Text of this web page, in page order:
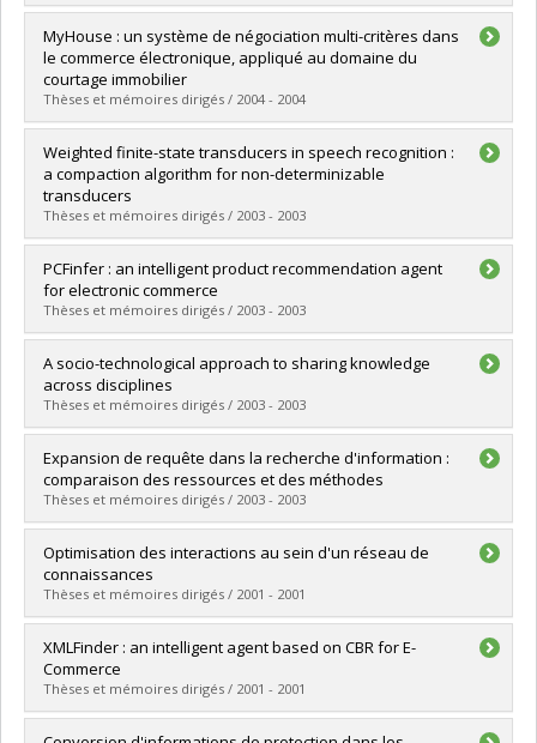
Graduate :Gambs, Sébastien
Cycle :Master's
Grade :M. Sc.
Lien vers le document dans Papyrus
MyHouse : un système de négociation multi-critères dans
le commerce électronique, appliqué au domaine du
courtage immobilier
Thèses et mémoires dirigés / 2004 - 2004
Graduate :Erfani, Maryam
Cycle :Master's
Grade :M. Sc.
Lien vers le document dans Papyrus
Weighted finite-state transducers in speech recognition :
a compaction algorithm for non-determinizable
transducers
Thèses et mémoires dirigés / 2003 - 2003
Graduate :Zhang, Shouwen
Cycle :Master's
Grade :M. Sc.
Lien vers le document dans Papyrus
PCFinfer : an intelligent product recommendation agent
for electronic commerce
Thèses et mémoires dirigés / 2003 - 2003
Graduate :Xiao, Bin
Cycle : Master's
Grade :M. Sc.
Lien vers le document dans Papyrus
A socio-technological approach to sharing knowledge
across disciplines
Thèses et mémoires dirigés / 2003 - 2003
Graduate :Paquet, Sébastien
Cycle :Doctoral
Grade :Ph. D.
Lien vers le document dans Papyrus
Expansion de requête dans la recherche d'information :
comparaison des ressources et des méthodes
Thèses et mémoires dirigés / 2003 - 2003
Graduate :Jin, Fuman
Cycle :Master's
Grade :M. Sc.
Lien vers le document dans Papyrus
Optimisation des interactions au sein d'un réseau de
connaissances
Thèses et mémoires dirigés / 2001 - 2001
Graduate : Bélanger, Simon
Cycle :Master's
Grade :M. Sc.
Lien vers le document dans Papyrus
XMLFinder : an intelligent agent based on CBR for E-
Commerce
Thèses et mémoires dirigés / 2001 - 2001